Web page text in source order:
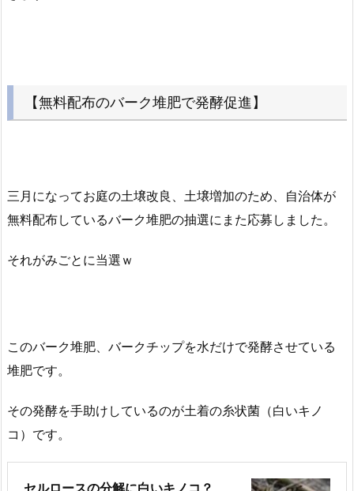
【無料配布のバーク堆肥で発酵促進】
三月になってお庭の土壌改良、土壌増加のため、自治体が
無料配布しているバーク堆肥の抽選にまた応募しました。
それがみごとに当選ｗ
このバーク堆肥、バークチップを水だけで発酵させている
堆肥です。
その発酵を手助けしているのが土着の糸状菌（白いキノ
コ）です。